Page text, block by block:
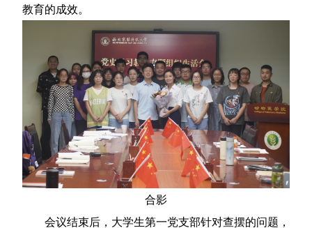
教育的成效。
合影
会议结束后，大学生第一党支部针对查摆的问题，